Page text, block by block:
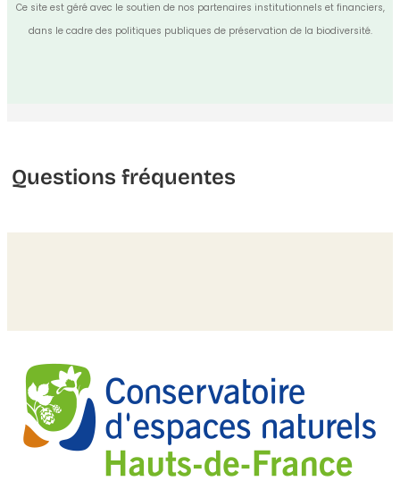
Ce site est géré avec le soutien de nos partenaires institutionnels et financiers,
dans le cadre des politiques publiques de préservation de la biodiversité.
Questions fréquentes